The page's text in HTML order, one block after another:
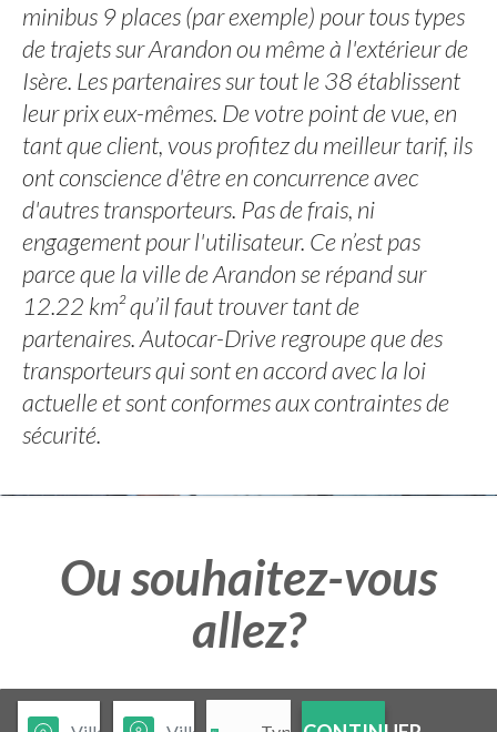
minibus 9 places (par exemple) pour tous types
de trajets sur Arandon ou même à l'extérieur de
Isère. Les partenaires sur tout le 38 établissent
leur prix eux-mêmes. De votre point de vue, en
tant que client, vous profitez du meilleur tarif, ils
ont conscience d'être en concurrence avec
d'autres transporteurs. Pas de frais, ni
engagement pour l'utilisateur. Ce n’est pas
parce que la ville de Arandon se répand sur
12.22 km² qu’il faut trouver tant de
partenaires. Autocar-Drive regroupe que des
transporteurs qui sont en accord avec la loi
actuelle et sont conformes aux contraintes de
sécurité.
Ou souhaitez-vous
allez?